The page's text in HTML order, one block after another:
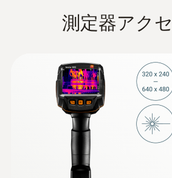
測定器アク